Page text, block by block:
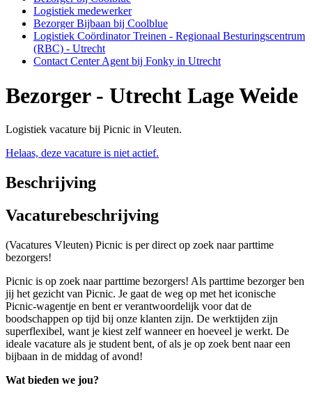
Logistiek medewerker
Bezorger Bijbaan bij Coolblue
Logistiek Coördinator Treinen - Regionaal Besturingscentrum
(RBC) - Utrecht
Contact Center Agent bij Fonky in Utrecht
Bezorger - Utrecht Lage Weide
Logistiek vacature bij Picnic in Vleuten.
Helaas, deze vacature is niet actief.
Beschrijving
Vacaturebeschrijving
(Vacatures Vleuten) Picnic is per direct op zoek naar parttime
bezorgers!
Picnic is op zoek naar parttime bezorgers! Als parttime bezorger ben
jij het gezicht van Picnic. Je gaat de weg op met het iconische
Picnic-wagentje en bent er verantwoordelijk voor dat de
boodschappen op tijd bij onze klanten zijn. De werktijden zijn
superflexibel, want je kiest zelf wanneer en hoeveel je werkt. De
ideale vacature als je student bent, of als je op zoek bent naar een
bijbaan in de middag of avond!
Wat bieden we jou?